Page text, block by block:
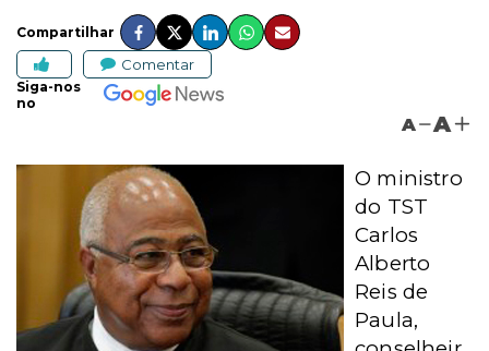
Compartilhar
Comentar
Siga-nos
no
A A
O ministro
do TST
Carlos
Alberto
Reis de
Paula,